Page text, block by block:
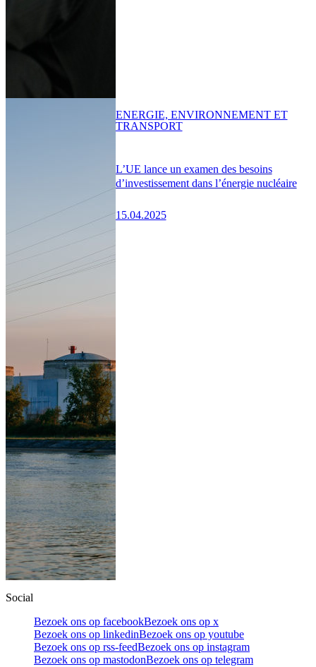
L’UE lance un examen des besoins
d’investissement dans l’énergie nucléaire
15.04.2025
ENERGIE, ENVIRONNEMENT ET
TRANSPORT
Social
Bezoek ons op facebookBezoek ons op x
Bezoek ons op linkedinBezoek ons op youtube
Bezoek ons op rss-feedBezoek ons op instagram
Bezoek ons op mastodonBezoek ons op telegram